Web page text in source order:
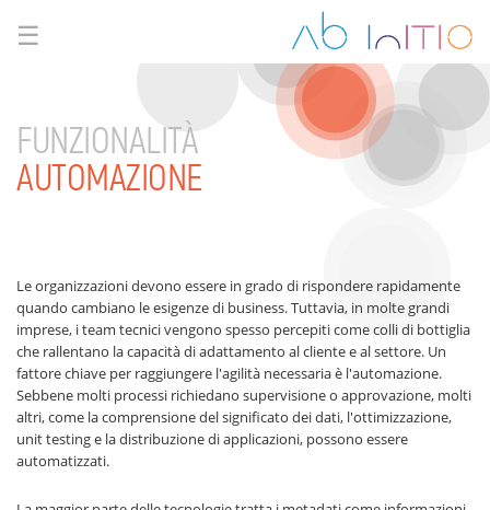
☰
FUNZIONALITÀ
AUTOMAZIONE
Le organizzazioni devono essere in grado di rispondere rapidamente
quando cambiano le esigenze di business. Tuttavia, in molte grandi
imprese, i team tecnici vengono spesso percepiti come colli di bottiglia
che rallentano la capacità di adattamento al cliente e al settore. Un
fattore chiave per raggiungere l'agilità necessaria è l'automazione.
Sebbene molti processi richiedano supervisione o approvazione, molti
altri, come la comprensione del significato dei dati, l'ottimizzazione,
unit testing e la distribuzione di applicazioni, possono essere
automatizzati.